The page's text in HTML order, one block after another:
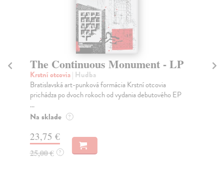
The Continuous Monument - LP
Krstní otcovia| Hudba
Bratislavská art-punková formácia Krstní otcovia
prichádza po dvoch rokoch od vydania debutového EP
...
Na sklade ?
23,75 €
25,00 € ?